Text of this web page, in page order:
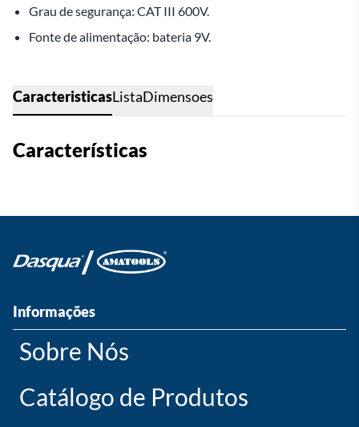
Grau de segurança: CAT III 600V.
Fonte de alimentação: bateria 9V.
CaracteristicasListaDimensoes
Características
Informações
Sobre Nós
Catálogo de Produtos